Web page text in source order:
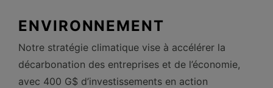
ENVIRONNEMENT
Notre stratégie climatique vise à accélérer la
décarbonation des entreprises et de l’économie,
avec 400 G$ d’investissements en action